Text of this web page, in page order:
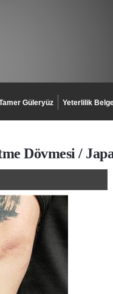
Güleryüz Yeterlilik
Dövmesi /